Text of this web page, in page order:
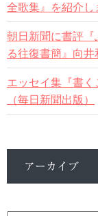
全歌集』を紹介し
朝日新聞に書評
る往復書簡』向
エッセイ集『書く
（毎日新聞出版）
アーカイブ
ー